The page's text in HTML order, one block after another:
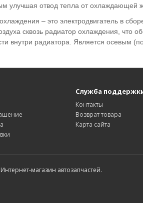
улучшая отвод тепла от охлаждающей
– это электродвигатель в
сквозь радиатор охлаждения, что
внутри радиатора. Является осевым
Служба
Контакты
Возврат товара
Карта сайта
магазин автозапчастей.